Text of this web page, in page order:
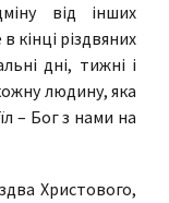
від інших
кінці різдвяних
дні, тижні і
людину, яка
– Бог з нами на
Христового,